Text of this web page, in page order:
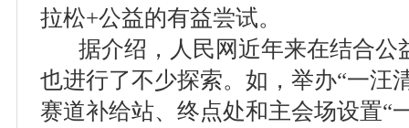
拉松+公益的有益尝试。
据介绍，人民网近年来在结合公
也进行了不少探索。如，举办“一汪
赛道补给站、终点处和主会场设置“